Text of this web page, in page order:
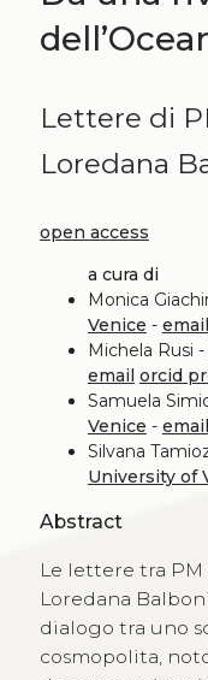
Lettere di
Loredana
open access
a cura di
Monica
Venice - email
Michela Rusi -
email orcid
Samuela
Venice - email
Silvana
University of
Abstract
Le lettere tra PM
Loredana
dialogo tra uno
cosmopolita,